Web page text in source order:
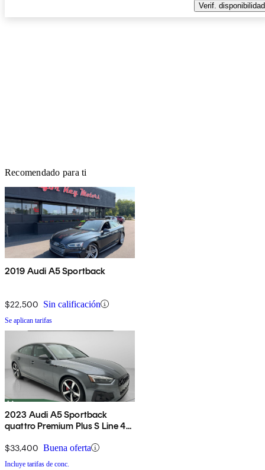
Verif. disponibilidad
Recomendado para ti
2019 Audi A5 Sportback
$22,500 Sin calificación
Se aplican tarifas
2023 Audi A5 Sportback
quattro Premium Plus S Line 45
$33,400 Buena oferta
Incluye tarifas de conc.